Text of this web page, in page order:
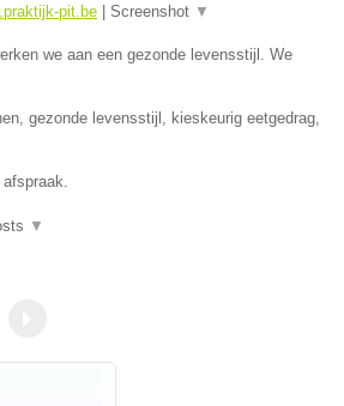
pit.be | Screenshot ▼
we aan een gezonde levensstijl. We
gezonde levensstijl, kieskeurig eetgedrag,
▼